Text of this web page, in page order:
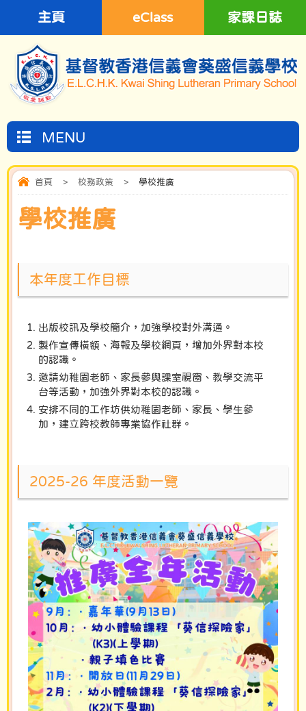
主頁 eClass 家課日誌
MENU
首頁 > 校務政策 > 學校推廣
學校推廣
本年度工作目標
出版校訊及學校簡介，加強學校對外溝通。
製作宣傳橫額、海報及學校網頁，增加外界對本校
的認識。
邀請幼稚園老師、家長參與課室視窗、教學交流平
台等活動，加強外界對本校的認識。
安排不同的工作坊供幼稚園老師、家長、學生參
加，建立跨校教師專業協作社群。
2025-26 年度活動一覽